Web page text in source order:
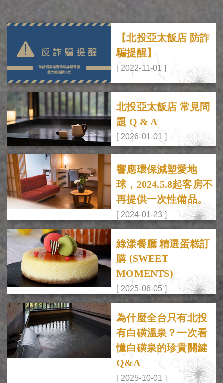
【北投亞太飯店 防詐
騙提醒】
[ 2022-11-01 ]
北投亞太飯店 常見問
題 Q & A
[ 2026-01-01 ]
響應環保減塑愛地
球，2024.5.8起客房不
再提供一次性備品。
[ 2024-01-23 ]
綠漾餐廳 精選蛋糕訂
購 (SWEET
MOMENTS)
[ 2025-06-05 ]
為什麼全台只有北投
有白磺溫泉？一次看
懂白磺泉的珍貴關鍵
Q&A
[ 2025-10-01 ]